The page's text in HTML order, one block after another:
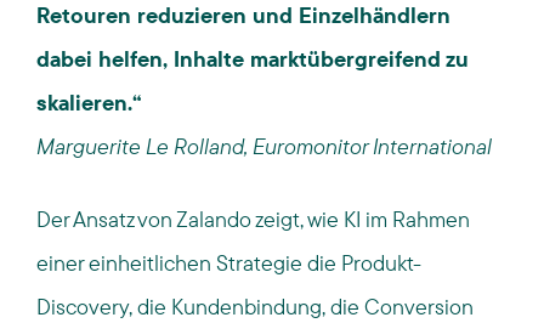
Retouren reduzieren und Einzelhändlern
dabei helfen, Inhalte marktübergreifend zu
skalieren.“
Marguerite Le Rolland, Euromonitor International
Der Ansatz von Zalando zeigt, wie KI im Rahmen
einer einheitlichen Strategie die Produkt-
Discovery, die Kundenbindung, die Conversion